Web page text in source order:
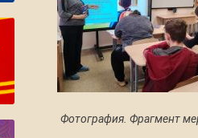
Фотография. Фрагмент